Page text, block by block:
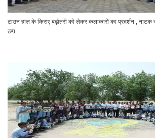
टाउन हाल के किराए बढ़ोतरी को लेकर कलाकारों का प्रदर्शन , नाटक
ठप्प